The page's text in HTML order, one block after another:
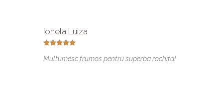
Ionela Luiza
Multumesc frumos pentru superba rochita!